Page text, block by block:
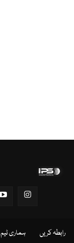
رابطہ کریں ہماری ٹیم